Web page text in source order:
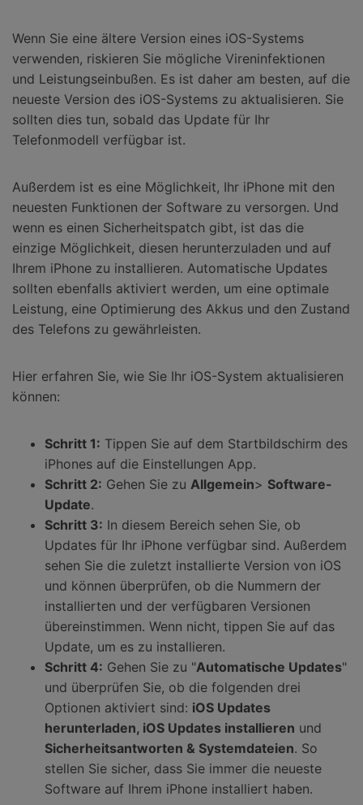
Wenn Sie eine ältere Version eines iOS-Systems
verwenden, riskieren Sie mögliche Vireninfektionen
und Leistungseinbußen. Es ist daher am besten, auf die
neueste Version des iOS-Systems zu aktualisieren. Sie
sollten dies tun, sobald das Update für Ihr
Telefonmodell verfügbar ist.
Außerdem ist es eine Möglichkeit, Ihr iPhone mit den
neuesten Funktionen der Software zu versorgen. Und
wenn es einen Sicherheitspatch gibt, ist das die
einzige Möglichkeit, diesen herunterzuladen und auf
Ihrem iPhone zu installieren. Automatische Updates
sollten ebenfalls aktiviert werden, um eine optimale
Leistung, eine Optimierung des Akkus und den Zustand
des Telefons zu gewährleisten.
Hier erfahren Sie, wie Sie Ihr iOS-System aktualisieren
können:
Schritt 1: Tippen Sie auf dem Startbildschirm des
iPhones auf die Einstellungen App.
Schritt 2: Gehen Sie zu Allgemein> Software-
Update.
Schritt 3: In diesem Bereich sehen Sie, ob
Updates für Ihr iPhone verfügbar sind. Außerdem
sehen Sie die zuletzt installierte Version von iOS
und können überprüfen, ob die Nummern der
installierten und der verfügbaren Versionen
übereinstimmen. Wenn nicht, tippen Sie auf das
Update, um es zu installieren.
Schritt 4: Gehen Sie zu "Automatische Updates"
und überprüfen Sie, ob die folgenden drei
Optionen aktiviert sind: iOS Updates
herunterladen, iOS Updates installieren und
Sicherheitsantworten & Systemdateien. So
stellen Sie sicher, dass Sie immer die neueste
Software auf Ihrem iPhone installiert haben.